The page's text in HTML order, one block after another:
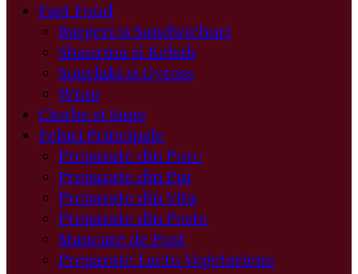
Fast Food
Burgeri si Sandwichuri
Shaorma si Kebab
Souvlaki si Gyross
Wrap
Ciorbe si Supe
Feluri Principale
Preparate din Porc
Preparate din Pui
Preparate din Vita
Preparate din Peste
Mancare de Post
Preparate Lacto Vegetariene